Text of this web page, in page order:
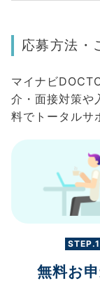
応募方法・
マイナビ
介・面接対策や
料でトータルサ
STEP.1
無料お